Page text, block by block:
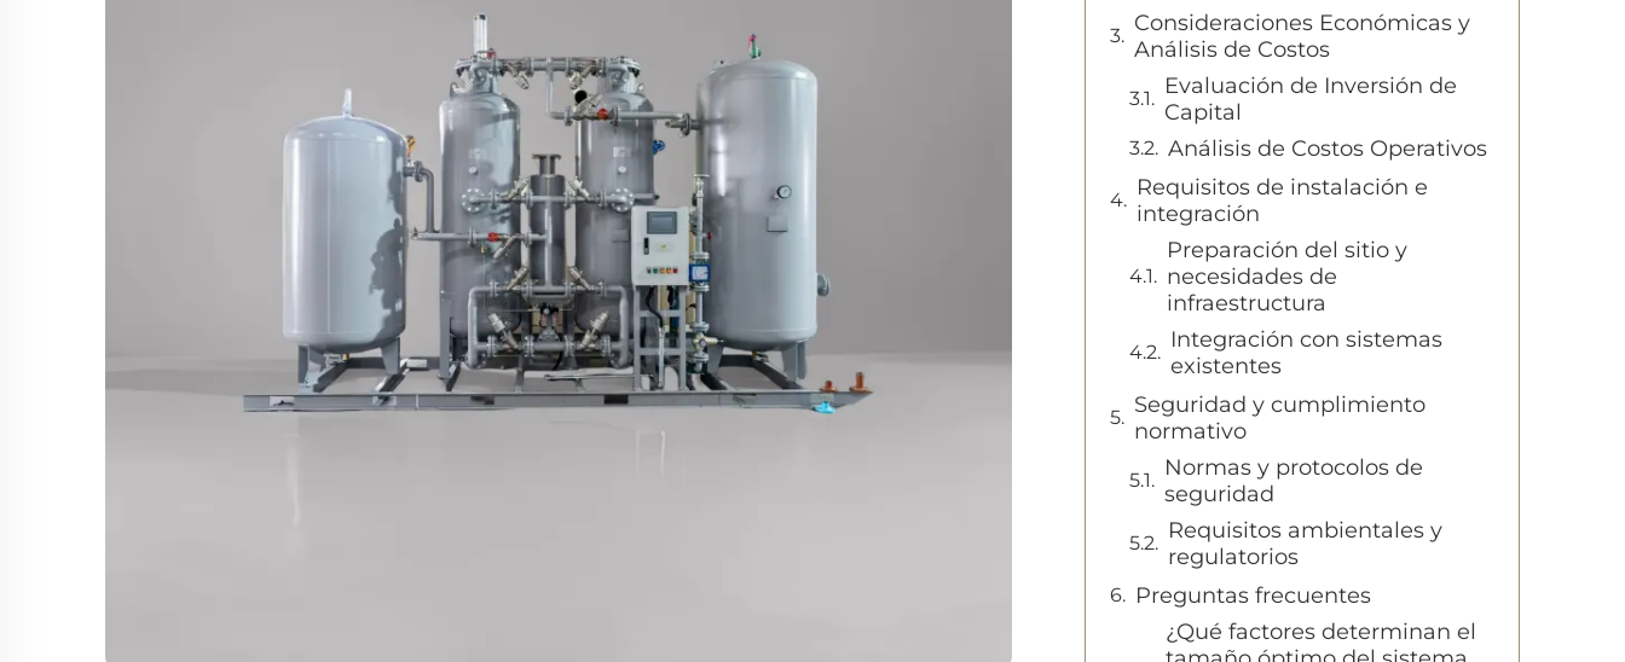
Consideraciones Económicas y
Análisis de Costos
Evaluación de Inversión de
Capital
Análisis de Costos Operativos
Requisitos de instalación e
integración
Preparación del sitio y
necesidades de
infraestructura
Integración con sistemas
existentes
Seguridad y cumplimiento
normativo
Normas y protocolos de
seguridad
Requisitos ambientales y
regulatorios
Preguntas frecuentes
¿Qué factores determinan el